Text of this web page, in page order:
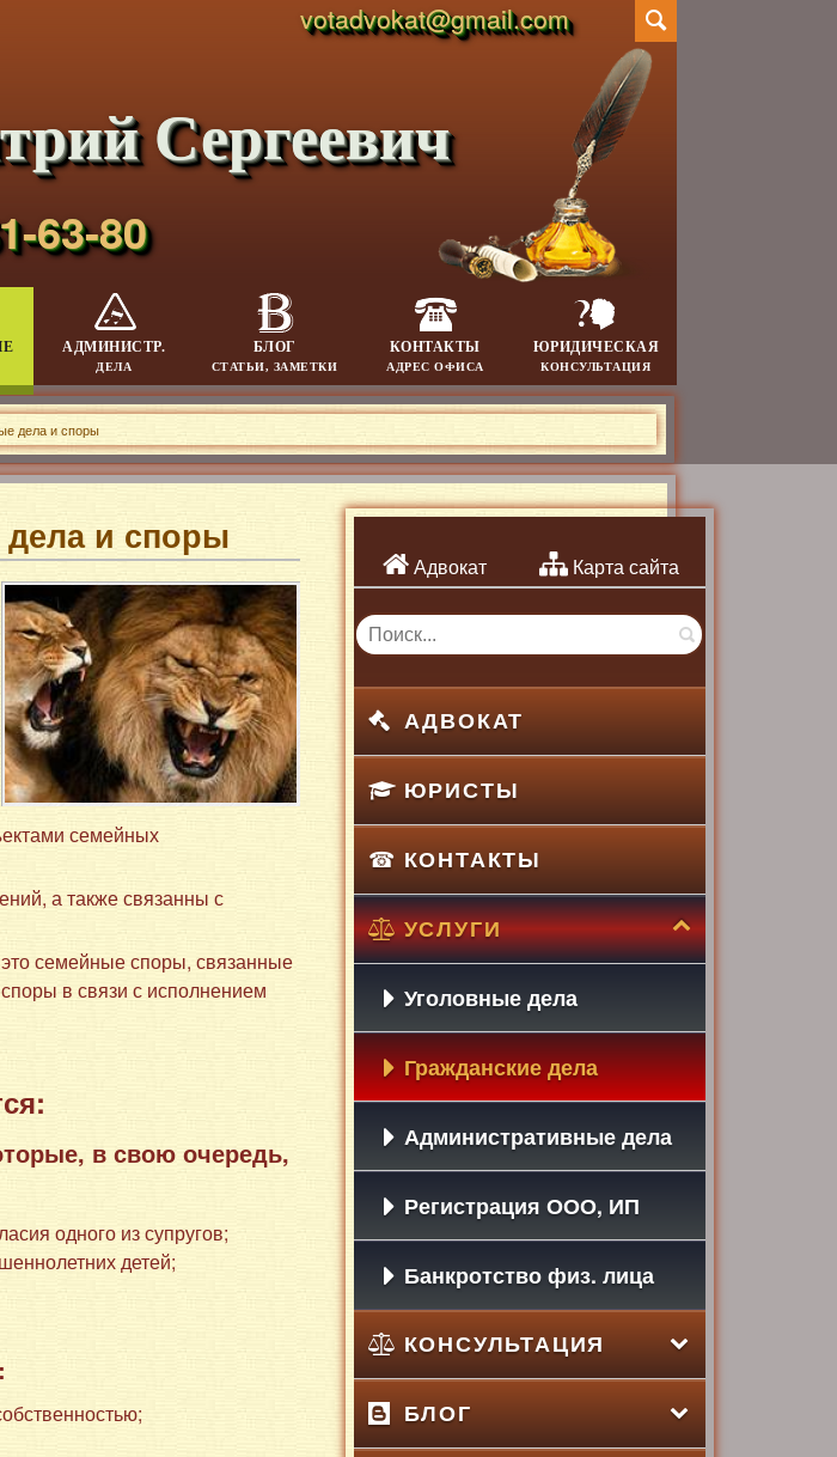
Сергеевич
63-80
votadvokat@gmail.com
АДМИНИСТР.
ДЕЛА
БЛОГ
СТАТЬИ, ЗАМЕТКИ
КОНТАКТЫ
АДРЕС ОФИСА
ЮРИДИЧЕСКАЯ
КОНСУЛЬТАЦИЯ
дела и споры
и споры
семейных
а также связанны с
семейные споры, связанные
в связи с исполнением
в свою очередь,
одного из супругов;
детей;
Адвокат Карта сайта
АДВОКАТ
ЮРИСТЫ
КОНТАКТЫ
УСЛУГИ
Уголовные дела
Гражданские дела
Административные дела
Регистрация ООО, ИП
Банкротство физ. лица
КОНСУЛЬТАЦИЯ
БЛОГ